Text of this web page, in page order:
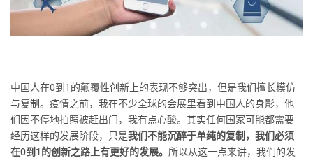
中国人在0到1的颠覆性创新上的表现不够突出，但是我们擅长模仿
与复制。疫情之前，我在不少全球的会展里看到中国人的身影，他
们因不停地拍照被赶出门，我有点心酸。其实任何国家可能都需要
经历这样的发展阶段，只是我们不能沉醉于单纯的复制，我们必须
在0到1的创新之路上有更好的发展。 所以从这一点来讲，我们的发